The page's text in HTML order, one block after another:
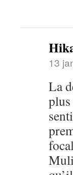
13
La